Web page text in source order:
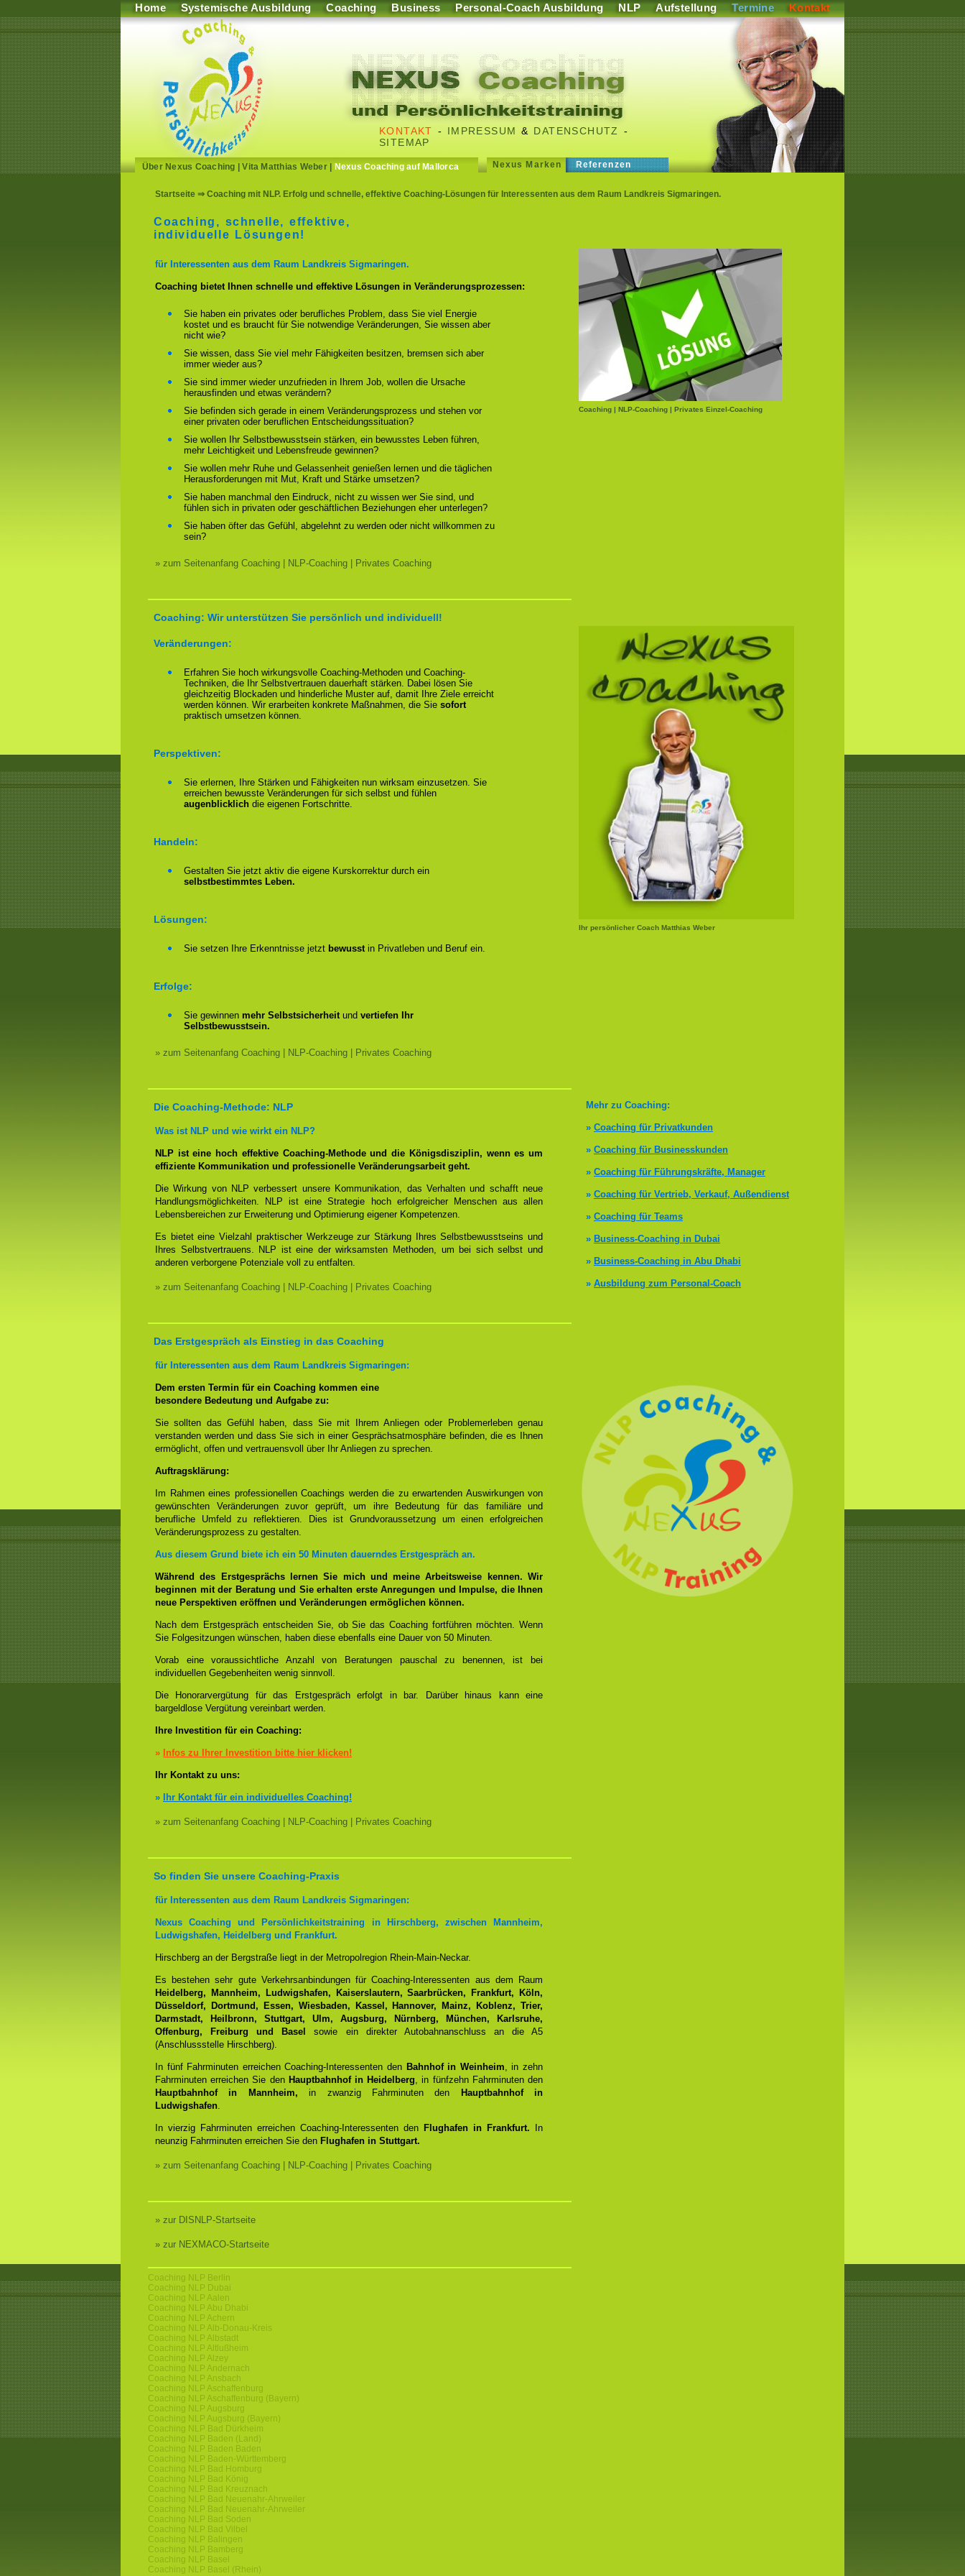
Home Systemische Ausbildung Coaching Business Personal-Coach Ausbildung NLP Aufstellung Termine Kontakt
KONTAKT - IMPRESSUM & DATENSCHUTZ
-
SITEMAP
Über Nexus Coaching |Vita Matthias Weber| Nexus Coaching auf Mallorca Nexus Marken Referenzen
Startseite ⇒ Coaching mit NLP. Erfolg und schnelle, effektive Coaching-Lösungen für Interessenten aus dem Raum Landkreis Sigmaringen.
Coaching, schnelle, effektive,
individuelle Lösungen!
Coaching | NLP-Coaching | Privates Einzel-Coaching
für Interessenten aus dem Raum Landkreis Sigmaringen.
Coaching bietet Ihnen schnelle und effektive Lösungen in Veränderungsprozessen:
Sie haben ein privates oder berufliches Problem, dass Sie viel Energie
kostet und es braucht für Sie notwendige Veränderungen, Sie wissen aber
nicht wie?
Sie wissen, dass Sie viel mehr Fähigkeiten besitzen, bremsen sich aber
immer wieder aus?
Sie sind immer wieder unzufrieden in Ihrem Job, wollen die Ursache
herausfinden und etwas verändern?
Sie befinden sich gerade in einem Veränderungsprozess und stehen vor
einer privaten oder beruflichen Entscheidungssituation?
Sie wollen Ihr Selbstbewusstsein stärken, ein bewusstes Leben führen,
mehr Leichtigkeit und Lebensfreude gewinnen?
Sie wollen mehr Ruhe und Gelassenheit genießen lernen und die täglichen
Herausforderungen mit Mut, Kraft und Stärke umsetzen?
Sie haben manchmal den Eindruck, nicht zu wissen wer Sie sind, und
fühlen sich in privaten oder geschäftlichen Beziehungen eher unterlegen?
Sie haben öfter das Gefühl, abgelehnt zu werden oder nicht willkommen zu
sein?
» zum Seitenanfang Coaching | NLP-Coaching | Privates Coaching
Coaching: Wir unterstützen Sie persönlich und individuell!
Ihr persönlicher Coach Matthias Weber
Veränderungen:
Erfahren Sie hoch wirkungsvolle Coaching-Methoden und Coaching-
Techniken, die Ihr Selbstvertrauen dauerhaft stärken. Dabei lösen Sie
gleichzeitig Blockaden und hinderliche Muster auf, damit Ihre Ziele erreicht
werden können. Wir erarbeiten konkrete Maßnahmen, die Sie sofort
praktisch umsetzen können.
Perspektiven:
Sie erlernen, Ihre Stärken und Fähigkeiten nun wirksam einzusetzen. Sie
erreichen bewusste Veränderungen für sich selbst und fühlen
augenblicklich die eigenen Fortschritte.
Handeln:
Gestalten Sie jetzt aktiv die eigene Kurskorrektur durch ein
selbstbestimmtes Leben.
Lösungen:
Sie setzen Ihre Erkenntnisse jetzt bewusstin Privatleben und Beruf ein.
Erfolge:
Sie gewinnen mehr Selbstsicherheitund vertiefen Ihr
Selbstbewusstsein.
» zum Seitenanfang Coaching | NLP-Coaching | Privates Coaching
Mehr zu Coaching:
» Coaching für Privatkunden
» Coaching für Businesskunden
» Coaching für Führungskräfte, Manager
» Coaching für Vertrieb, Verkauf, Außendienst
» Coaching für Teams
» Business-Coaching in Dubai
» Business-Coaching in Abu Dhabi
» Ausbildung zum Personal-Coach
Die Coaching-Methode: NLP
Was ist NLP und wie wirkt ein NLP?
NLP ist eine hoch effektive Coaching-Methode und die Königsdisziplin, wenn es um
effiziente Kommunikation und professionelle Veränderungsarbeit geht.
Die Wirkung von NLP verbessert unsere Kommunikation, das Verhalten und schafft neue
Handlungsmöglichkeiten. NLP ist eine Strategie hoch erfolgreicher Menschen aus allen
Lebensbereichen zur Erweiterung und Optimierung eigener Kompetenzen.
Es bietet eine Vielzahl praktischer Werkzeuge zur Stärkung Ihres Selbstbewusstseins und
Ihres Selbstvertrauens. NLP ist eine der wirksamsten Methoden, um bei sich selbst und
anderen verborgene Potenziale voll zu entfalten.
» zum Seitenanfang Coaching | NLP-Coaching | Privates Coaching
Das Erstgespräch als Einstieg in das Coaching
für Interessenten aus dem Raum Landkreis Sigmaringen:
Dem ersten Termin für ein Coaching kommen eine
besondere Bedeutung und Aufgabe zu:
Sie sollten das Gefühl haben, dass Sie mit Ihrem Anliegen oder Problemerleben genau
verstanden werden und dass Sie sich in einer Gesprächsatmosphäre befinden, die es Ihnen
ermöglicht, offen und vertrauensvoll über Ihr Anliegen zu sprechen.
Auftragsklärung:
Im Rahmen eines professionellen Coachings werden die zu erwartenden Auswirkungen von
gewünschten Veränderungen zuvor geprüft, um ihre Bedeutung für das familiäre und
berufliche Umfeld zu reflektieren. Dies ist Grundvoraussetzung um einen erfolgreichen
Veränderungsprozess zu gestalten.
Aus diesem Grund biete ich ein 50 Minuten dauerndes Erstgespräch an.
Während des Erstgesprächs lernen Sie mich und meine Arbeitsweise kennen. Wir
beginnen mit der Beratung und Sie erhalten erste Anregungen und Impulse, die Ihnen
neue Perspektiven eröffnen und Veränderungen ermöglichen können.
Nach dem Erstgespräch entscheiden Sie, ob Sie das Coaching fortführen möchten. Wenn
Sie Folgesitzungen wünschen, haben diese ebenfalls eine Dauer von 50 Minuten.
Vorab eine voraussichtliche Anzahl von Beratungen pauschal zu benennen, ist bei
individuellen Gegebenheiten wenig sinnvoll.
Die Honorarvergütung für das Erstgespräch erfolgt in bar. Darüber hinaus kann eine
bargeldlose Vergütung vereinbart werden.
Ihre Investition für ein Coaching:
» Infos zu Ihrer Investition bitte hier klicken!
Ihr Kontakt zu uns:
» Ihr Kontakt für ein individuelles Coaching!
» zum Seitenanfang Coaching | NLP-Coaching | Privates Coaching
So finden Sie unsere Coaching-Praxis
für Interessenten aus dem Raum Landkreis Sigmaringen:
Nexus Coaching und Persönlichkeitstraining in Hirschberg, zwischen Mannheim,
Ludwigshafen, Heidelberg und Frankfurt.
Hirschberg an der Bergstraße liegt in der Metropolregion Rhein-Main-Neckar.
Es bestehen sehr gute Verkehrsanbindungen für Coaching-Interessenten aus dem Raum
Heidelberg, Mannheim, Ludwigshafen, Kaiserslautern, Saarbrücken, Frankfurt, Köln,
Düsseldorf, Dortmund, Essen, Wiesbaden, Kassel, Hannover, Mainz, Koblenz, Trier,
Darmstadt, Heilbronn, Stuttgart, Ulm, Augsburg, Nürnberg, München, Karlsruhe,
Offenburg, Freiburg und Basel
sowie ein direkter Autobahnanschluss an die A5
(Anschlussstelle Hirschberg).
In fünf Fahrminuten erreichen Coaching-Interessenten den Bahnhof in Weinheim, in zehn
Fahrminuten erreichen Sie den Hauptbahnhof in Heidelberg, in fünfzehn Fahrminuten den
Hauptbahnhof in Mannheim, in zwanzig Fahrminuten den
Hauptbahnhof in
Ludwigshafen.
In vierzig Fahrminuten erreichen Coaching-Interessenten den Flughafen in Frankfurt.
In
neunzig Fahrminuten erreichen Sie den Flughafen in Stuttgart.
» zum Seitenanfang Coaching | NLP-Coaching | Privates Coaching
» zur DISNLP-Startseite
» zur NEXMACO-Startseite
Coaching NLP Berlin
Coaching NLP Dubai
Coaching NLP Aalen
Coaching NLP Abu Dhabi
Coaching NLP Achern
Coaching NLP Alb-Donau-Kreis
Coaching NLP Albstadt
Coaching NLP Altlußheim
Coaching NLP Alzey
Coaching NLP Andernach
Coaching NLP Ansbach
Coaching NLP Aschaffenburg
Coaching NLP Aschaffenburg (Bayern)
Coaching NLP Augsburg
Coaching NLP Augsburg (Bayern)
Coaching NLP Bad Dürkheim
Coaching NLP Baden (Land)
Coaching NLP Baden Baden
Coaching NLP Baden-Württemberg
Coaching NLP Bad Homburg
Coaching NLP Bad König
Coaching NLP Bad Kreuznach
Coaching NLP Bad Neuenahr-Ahrweiler
Coaching NLP Bad Neuenahr-Ahrweiler
Coaching NLP Bad Soden
Coaching NLP Bad Vilbel
Coaching NLP Balingen
Coaching NLP Bamberg
Coaching NLP Basel
Coaching NLP Basel (Rhein)